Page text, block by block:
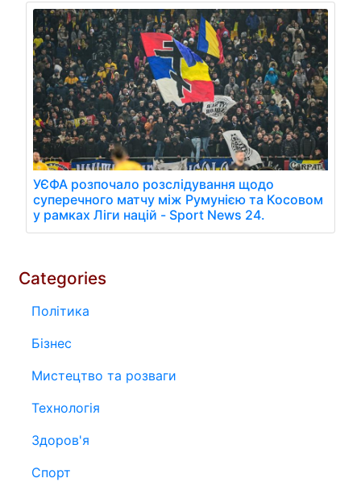
УЄФА розпочало розслідування щодо
суперечного матчу між Румунією та Косовом
у рамках Ліги націй - Sport News 24.
Categories
Політика
Бізнес
Мистецтво та розваги
Технологія
Здоров'я
Спорт